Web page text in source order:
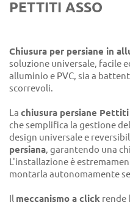
PETTITI ASSO
Chiusura per persiane in
soluzione universale, facile
alluminio e PVC, sia a
scorrevoli.
La chiusura persiane Pettiti
che semplifica la gestione
design universale e
persiana, garantendo una
L'installazione è
montarla autonomamente
Il meccanismo a click rende